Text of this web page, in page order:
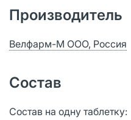
Производитель
Велфарм-М ООО, Россия
Состав
Состав на одну таблетку: